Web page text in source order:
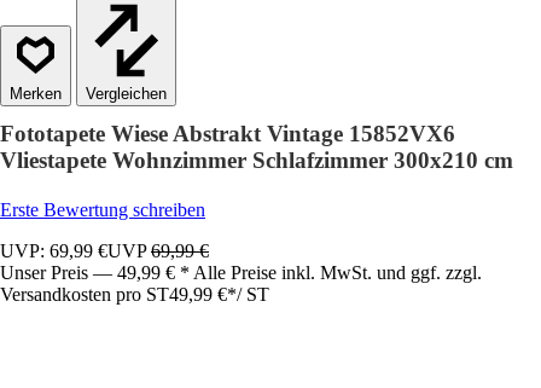
Vergleichen
Fototapete Wiese Abstrakt Vintage 15852VX6
Vliestapete Wohnzimmer Schlafzimmer 300x210 cm
Erste Bewertung schreiben
UVP: 69,99 €UVP69,99 €
Unser Preis — 49,99 € * Alle Preise inkl. MwSt. und ggf. zzgl.
Versandkosten pro ST49,99 €*/ ST